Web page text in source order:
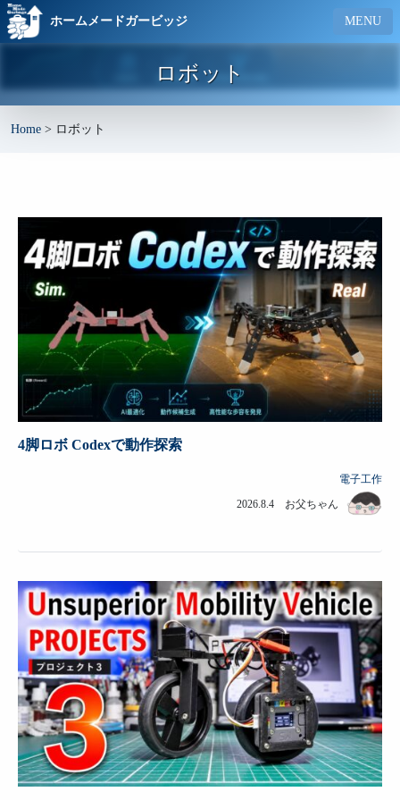
ホームメードガービッジ MENU
ロボット
Home > ロボット
4脚ロボ Codexで動作探索
電子工作
2026.8.4 お父ちゃん